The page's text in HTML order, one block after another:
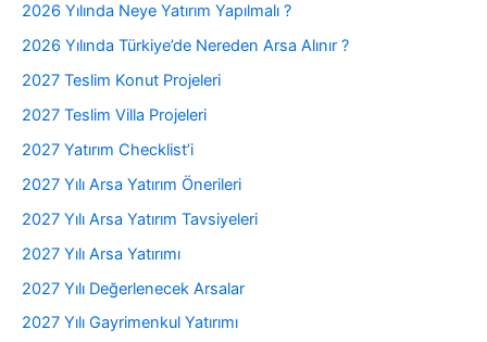
2026 Yılında Neye Yatırım Yapılmalı ?
2026 Yılında Türkiye’de Nereden Arsa Alınır ?
2027 Teslim Konut Projeleri
2027 Teslim Villa Projeleri
2027 Yatırım Checklist’i
2027 Yılı Arsa Yatırım Önerileri
2027 Yılı Arsa Yatırım Tavsiyeleri
2027 Yılı Arsa Yatırımı
2027 Yılı Değerlenecek Arsalar
2027 Yılı Gayrimenkul Yatırımı